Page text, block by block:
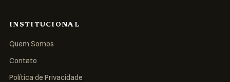
INSTITUCIONAL
Quem Somos
Contato
Política de Privacidade